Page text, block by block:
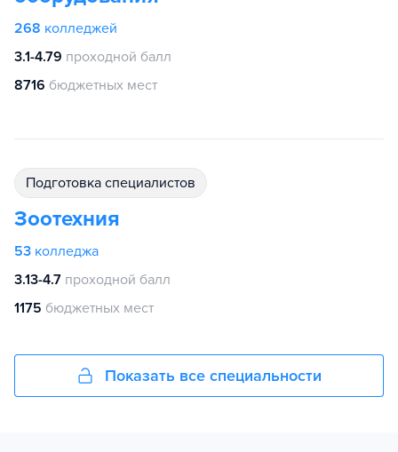
268 колледжей
3.1-4.79 проходной балл
8716 бюджетных мест
подготовка специалистов
Зоотехния
53 колледжа
3.13-4.7 проходной балл
1175 бюджетных мест
Показать все специальности